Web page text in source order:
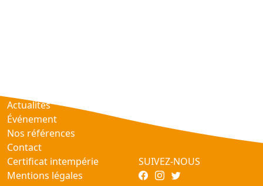
Actualités
Événement
Nos références
Contact
Certificat intempérie
Mentions légales
SUIVEZ-NOUS